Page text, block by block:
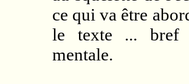
ce qui va être
le texte ... bref
mentale.